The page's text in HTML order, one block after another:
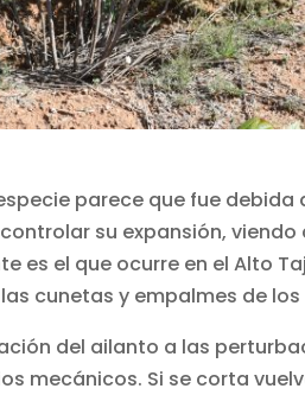
parece que fue debida
su expansión,
es el que ocurre en el Alto
cunetas y empalmes de
del ailanto a las
mecánicos. Si se corta